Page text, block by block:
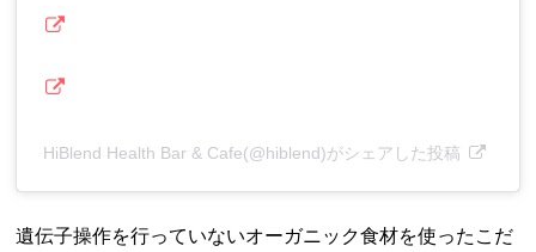
HiBlend Health Bar & Cafe(@hiblend)がシェアした投稿
遺伝子操作を行っていないオーガニック食材を使ったこだ